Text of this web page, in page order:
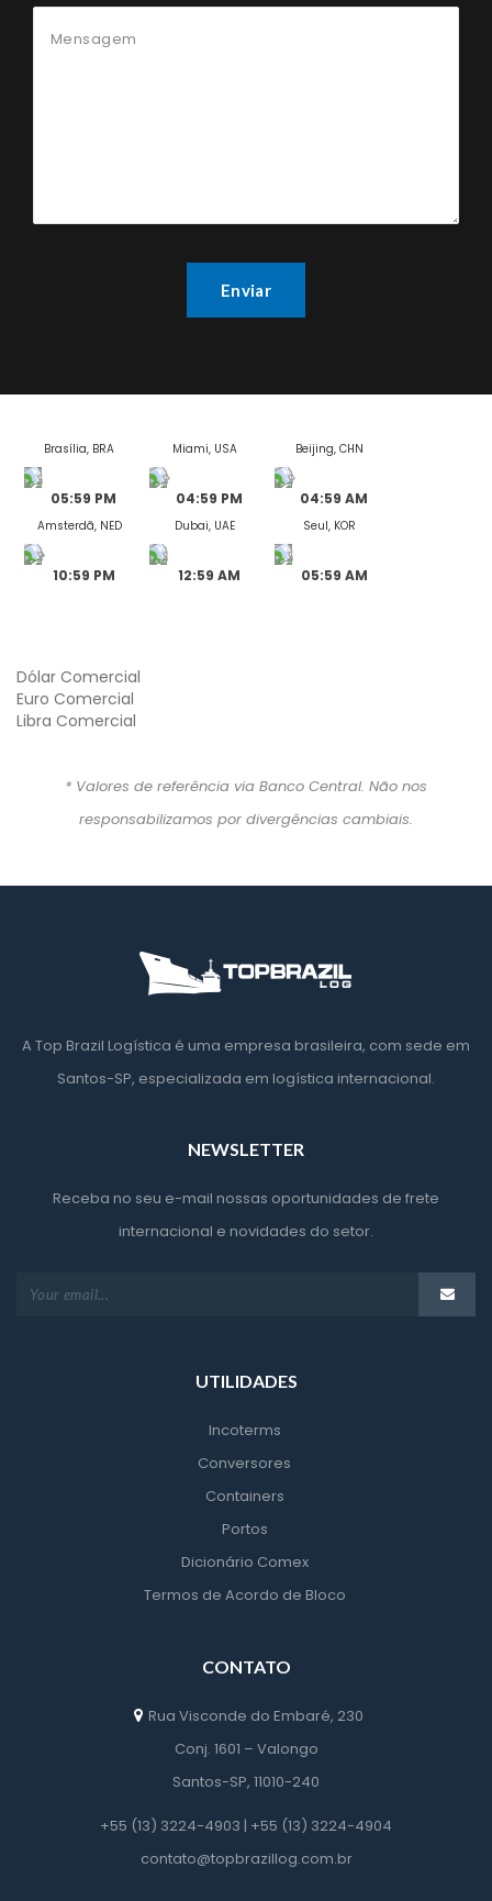
Brasília, BRA
05:59 PM
Miami, USA
04:59 PM
Beijing, CHN
04:59 AM
Amsterdã, NED
10:59 PM
Dubai, UAE
12:59 AM
Seul, KOR
05:59 AM
Dólar Comercial
Euro Comercial
Libra Comercial
* Valores de referência via Banco Central. Não nos
responsabilizamos por divergências cambiais.
A Top Brazil Logística é uma empresa brasileira, com sede em
Santos-SP, especializada em logística internacional.
NEWSLETTER
Receba no seu e-mail nossas oportunidades de frete
internacional e novidades do setor.
UTILIDADES
Incoterm
Conversore
Container
Porto
Dicionário Comex
Termos de Acordo de Bloco
CONTATO
Rua Visconde do Embaré, 230
Conj. 1601 – Valongo
Santos-SP, 11010-240
+55 (13) 3224-4903 | +55 (13) 3224-4904
contato@topbrazillog.com.br